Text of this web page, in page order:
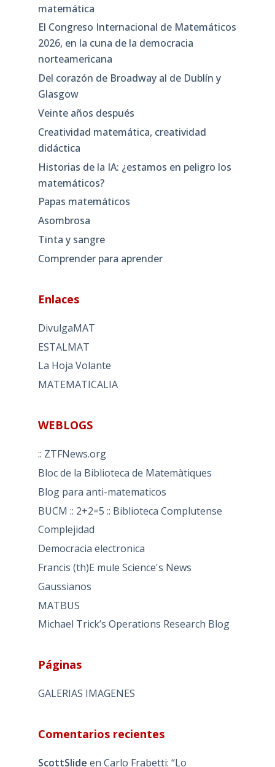
matemática
El Congreso Internacional de Matemáticos
2026, en la cuna de la democracia
norteamericana
Del corazón de Broadway al de Dublín y
Glasgow
Veinte años después
Creatividad matemática, creatividad
didáctica
Historias de la IA: ¿estamos en peligro los
matemáticos?
Papas matemáticos
Asombrosa
Tinta y sangre
Comprender para aprender
Enlaces
DivulgaMAT
ESTALMAT
La Hoja Volante
MATEMATICALIA
WEBLOGS
:: ZTFNews.org
Bloc de la Biblioteca de Matemàtiques
Blog para anti-matematicos
BUCM :: 2+2=5 :: Biblioteca Complutense
Complejidad
Democracia electronica
Francis (th)E mule Science's News
Gaussianos
MATBUS
Michael Trick’s Operations Research Blog
Páginas
GALERIAS IMAGENES
Comentarios recientes
ScottSlide en Carlo Frabetti: “Lo